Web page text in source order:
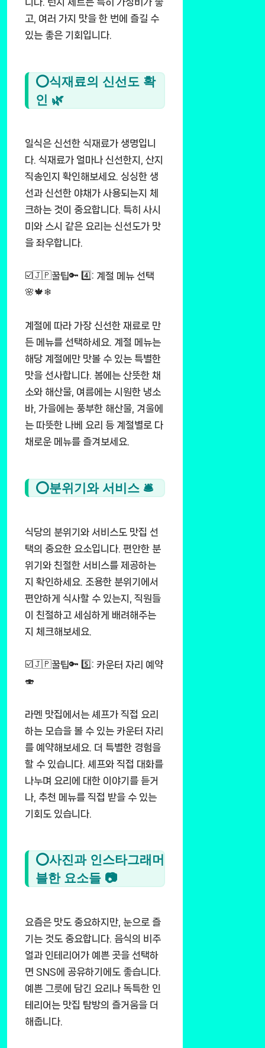
고, 여러 가지 맛을 한 번에 즐길 수
있는 좋은 기회입니다.
⭕식재료의 신선도 확
인 🌿
일식은 신선한 식재료가 생명입니
다. 식재료가 얼마나 신선한지, 산지
직송인지 확인해보세요. 싱싱한 생
선과 신선한 야채가 사용되는지 체
크하는 것이 중요합니다. 특히 사시
미와 스시 같은 요리는 신선도가 맛
을 좌우합니다.
☑️🇯🇵꿀팁🔑 4️⃣: 계절 메뉴 선택
🌸🍁❄
계절에 따라 가장 신선한 재료로 만
든 메뉴를 선택하세요. 계절 메뉴는
해당 계절에만 맛볼 수 있는 특별한
맛을 선사합니다. 봄에는 산뜻한 채
소와 해산물, 여름에는 시원한 냉소
바, 가을에는 풍부한 해산물, 겨울에
는 따뜻한 나베 요리 등 계절별로 다
채로운 메뉴를 즐겨보세요.
⭕분위기와 서비스 🛎️
식당의 분위기와 서비스도 맛집 선
택의 중요한 요소입니다. 편안한 분
위기와 친절한 서비스를 제공하는
지 확인하세요. 조용한 분위기에서
편안하게 식사할 수 있는지, 직원들
이 친절하고 세심하게 배려해주는
지 체크해보세요.
☑️🇯🇵꿀팁🔑 5️⃣: 카운터 자리 예약
🍣
라멘 맛집에서는 셰프가 직접 요리
하는 모습을 볼 수 있는 카운터 자리
를 예약해보세요. 더 특별한 경험을
할 수 있습니다. 셰프와 직접 대화를
나누며 요리에 대한 이야기를 듣거
나, 추천 메뉴를 직접 받을 수 있는
기회도 있습니다.
⭕사진과 인스타그래머
블한 요소들 📷
요즘은 맛도 중요하지만, 눈으로 즐
기는 것도 중요합니다. 음식의 비주
얼과 인테리어가 예쁜 곳을 선택하
면 SNS에 공유하기에도 좋습니다.
예쁜 그릇에 담긴 요리나 독특한 인
테리어는 맛집 탐방의 즐거움을 더
해줍니다.